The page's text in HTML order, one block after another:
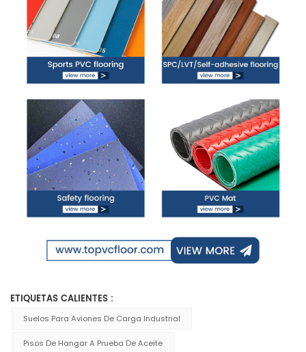
ETIQUETAS CALIENTES :
Suelos Para Aviones De Carga Industrial
Pisos De Hangar A Prueba De Aceite